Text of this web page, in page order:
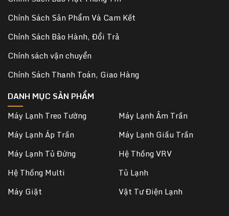
Chính Sách Sản Phẩm Và Cam Kết
Chính Sách Bảo Hành, Đổi Trả
Chính sách vận chuyển
Chính Sách Thanh Toán, Giao Hàng
DANH MỤC SẢN PHẨM
Máy Lạnh Treo Tường
Máy Lạnh Âm Trần
Máy Lạnh Áp Trần
Máy Lạnh Giấu Trần
Máy Lạnh Tủ Đứng
Hệ Thống VRV
Hệ Thống Multi
Tủ Lạnh
Máy Giặt
Vật Tư Điện Lạnh